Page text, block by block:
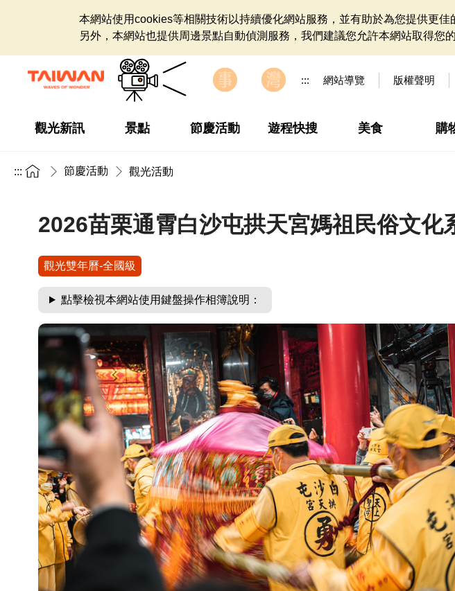
本網站使用cookies等相關技術以持續優化網站服務，並有助於為您提供更
另外，本網站也提供周邊景點自動偵測服務，我們建議您允許本網站取得您
::: 網站導覽 版權聲明
觀光新訊 景點 節慶活動 遊程快搜 美食 購
::: 節慶活動 觀光活動
2026苗栗通霄白沙屯拱天宮媽祖民俗文化
觀光雙年曆-全國級
點擊檢視本網站使用鍵盤操作相簿說明：